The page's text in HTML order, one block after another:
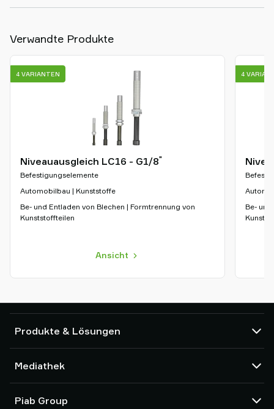
Verwandte Produkte
Niveauausgleich LC16 - G1/8"
Befestigungselemente
Automobilbau | Kunststoffe
Be- und Entladen von Blechen | Formtrennung von
Kunststoffteilen
Ansicht
4 VARIANTEN
Be-
4
Produkte & Lösungen
Saugnäpfe und Soft-Gripper
Komponenten des Robot End Of Arm Tooling (EOAT)
Roboter- und Cobot-Greiflösungen
Mediathek
Produktkonfigurator
Piab Group